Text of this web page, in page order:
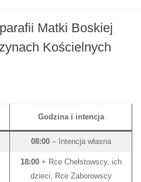
Matki Boskiej
Kościelnych
Godzina i intencja
08:00– Intencja własna
18:00+ Rce Chełstowscy, ich
dzieci, Rce Zaborowscy